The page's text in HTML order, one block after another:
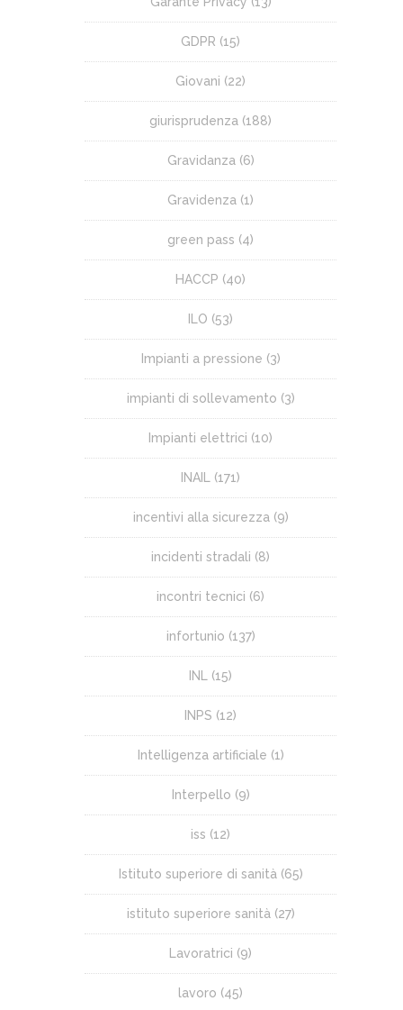
GDPR (15)
Giovani (22)
giurisprudenza (188)
Gravidanza (6)
Gravidenza (1)
green pass (4)
HACCP (40)
ILO (53)
Impianti a pressione (3)
impianti di sollevamento (3)
Impianti elettrici (10)
INAIL (171)
incentivi alla sicurezza (9)
incidenti stradali (8)
incontri tecnici (6)
infortunio (137)
INL (15)
INPS (12)
Intelligenza artificiale (1)
Interpello (9)
iss (12)
Istituto superiore di sanità (65)
istituto superiore sanità (27)
Lavoratrici (9)
lavoro (45)